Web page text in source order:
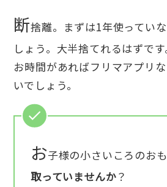
断捨離。まずは1年使ってい
しょう。大半捨てれるはずです
お時間があればフリマアプリ
いでしょう。
お子様の小さいころのお
取っていませんか？